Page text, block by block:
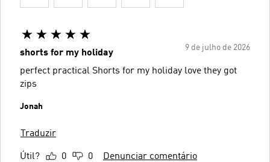
9 de julho de 2026
shorts for my holiday
perfect practical Shorts for my holiday love they got
zips
Jonah
Traduzir
Útil? 0 0 Denunciar comentário